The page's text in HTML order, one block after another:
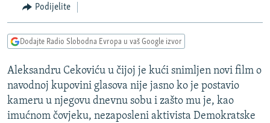
navigaciju
Pređite
na
pretragu
CRNA GORA
VIZUELNO
VIDEO
FOTOGALERIJE
INFOGRAFIKE
PODCASTI
RAT U UKRAJINI
KINA NA BALKANU
RSE PRIČE IZ SVIJETA
Podijelite
Dodajte Radio Slobodna Evropa u vaš Google izvor
Aleksandru Cekoviću u čijoj je kući snimljen novi film o
navodnoj kupovini glasova nije jasno ko je postavio
kameru u njegovu dnevnu sobu i zašto mu je, kao
imućnom čovjeku, nezaposleni aktivista Demokratske